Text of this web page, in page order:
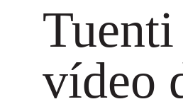
vídeo